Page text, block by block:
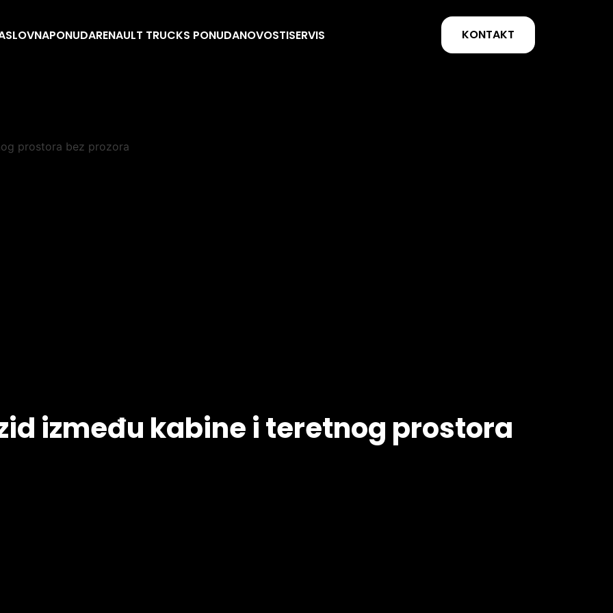
PONUDARENAULT TRUCKS PONUDANOVOSTISERVIS KONTAKT
između kabine i teretnog prostora